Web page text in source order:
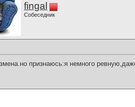
fingal
Собеседник
признаюсь:я немного